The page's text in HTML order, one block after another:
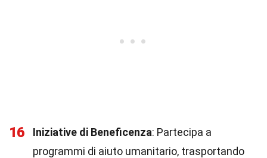
16 Iniziative di Beneficenza: Partecipa a
programmi di aiuto umanitario, trasportando